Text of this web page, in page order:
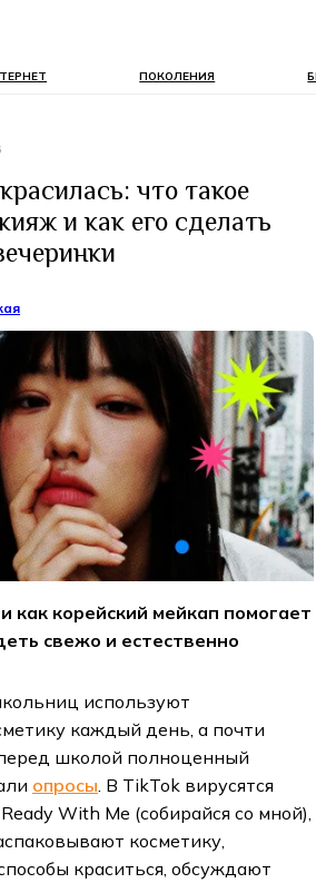
ПОКОЛЕНИЯ
что такое
и как его сделать
как корейский мейкап помогает
свежо и естественно
используют
каждый день, а почти
школой полноценный
опросы . В TikTok вирусятся
With Me (собирайся со мной),
косметику,
краситься, обсуждают